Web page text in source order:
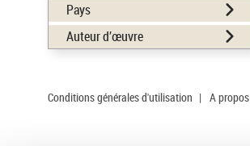
Pays
Auteur d’œuvre
Conditions générales d'utilisation | A propos